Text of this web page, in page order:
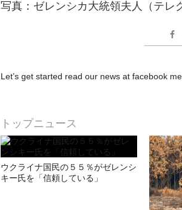
写真：ゼレンシカ大統領夫人（テレ
Let’s get started read our news at facebook
トップニュース
ウクライナ国民の５５％がゼレンシ
キー氏を「信頼している」